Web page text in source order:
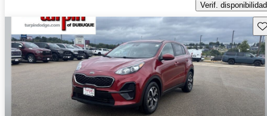
Verif. disponibilidad